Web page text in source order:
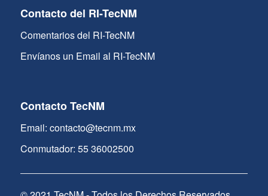
Contacto del RI-TecNM
Comentarios del RI-TecNM
Envíanos un Email al RI-TecNM
Contacto TecNM
Email: contacto@tecnm.mx
Conmutador: 55 36002500